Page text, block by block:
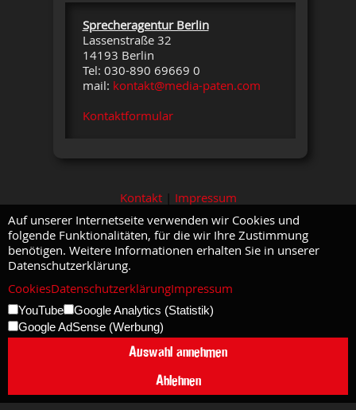
Sprecheragentur Berlin
Lassenstraße 32
14193 Berlin
Tel: 030-890 69669 0
mail: kontakt@media-paten.com
Kontaktformular
Kontakt| Impressum
Auf unserer Internetseite verwenden wir Cookies und
folgende Funktionalitäten, für die wir Ihre Zustimmung
benötigen. Weitere Informationen erhalten Sie in unserer
Datenschutzerklärung.
CookiesDatenschutzerklärungImpressum
YouTube
Google Analytics (Statistik)
Google AdSense (Werbung)
Auswahl annehmen
Ablehnen